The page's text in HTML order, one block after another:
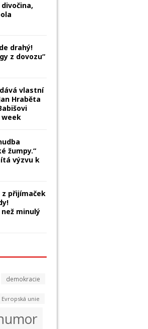
drahý!
z dovozu“
vlastní
Hraběta
week
žumpy.“
výzvu k
z přijímaček
než minulý
demokracie
Evropská unie